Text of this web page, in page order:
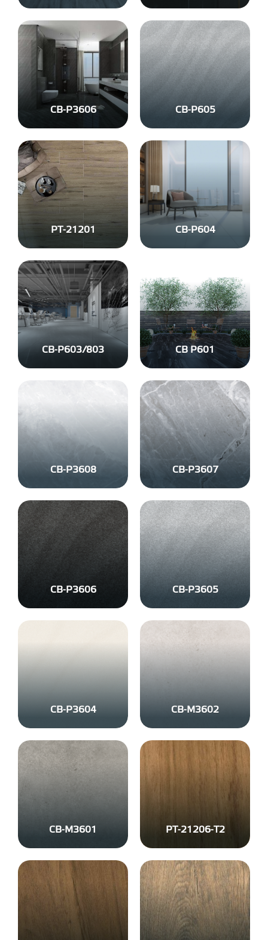
CB-P3606 CB-P605
PT-21201 CB-P604
CB-P603/803 CB P601
CB-P3608 CB-P3607
CB-P3606 CB-P3605
CB-P3604 CB-M3602
CB-M3601 PT-21206-T2